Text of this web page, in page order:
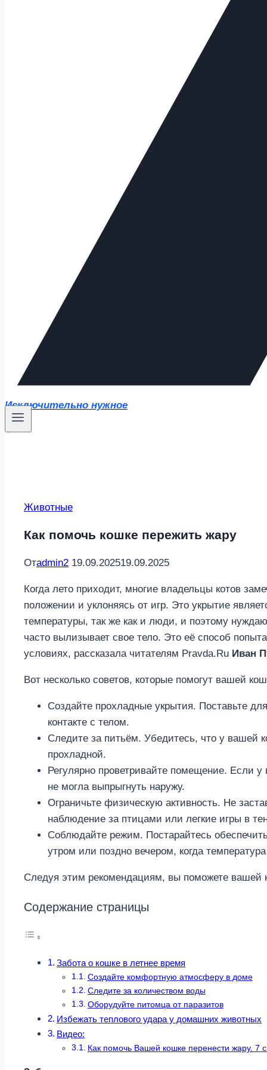
Исключительно нужное
Животные
Как помочь кошке пережить жару
Отadmin2 19.09.202519.09.2025
Когда лето приходит, многие владельцы котов
положении и уклоняясь от игр. Это укрытие
температуры, так же как и люди, и поэтому
часто вылизывает свое тело. Это её способ
условиях, рассказала читателям Pravda.Ru Иван
Вот несколько советов, которые помогут вашей
Создайте прохладные укрытия. Поставьте
контакте с телом.
Следите за питьём. Убедитесь, что у вашей
прохладной.
Регулярно проветривайте помещение. Если у
не могла выпрыгнуть наружу.
Ограничьте физическую активность. Не
наблюдение за птицами или легкие игры в
Соблюдайте режим. Постарайтесь
утром или поздно вечером, когда
Следуя этим рекомендациям, вы поможете вашей
Содержание страницы
Забота о кошке в летнее время
Создайте комфортную атмосферу в доме
Следите за количеством воды
Оборудуйте питомца от паразитов
Избежать теплового удара у домашних животных
Видео:
Как помочь Вашей кошке перенести жару. 7